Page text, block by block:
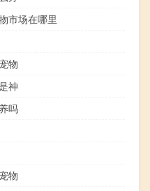
市场在哪里
物
神
吗
物